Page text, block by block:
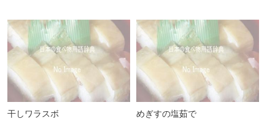
干しワラスボ めぎすの塩茹で